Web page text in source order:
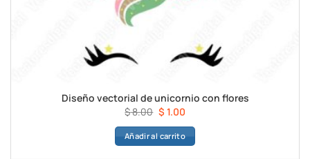
Diseño vectorial de unicornio con flores
$8.00 El
precio
original
$ 1.00El
precio
actual
Añadir al carrito